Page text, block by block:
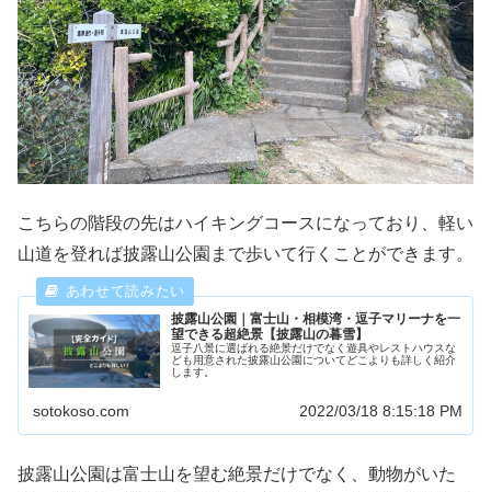
こちらの階段の先はハイキングコースになっており、軽い
山道を登れば披露山公園まで歩いて行くことができます。
披露山公園｜富士山・相模湾・逗子マリーナを一
望できる超絶景【披露山の暮雪】
逗子八景に選ばれる絶景だけでなく遊具やレストハウスな
ども用意された披露山公園についてどこよりも詳しく紹介
します。
sotokoso.com 2022/03/18 8:15:18 PM
披露山公園は富士山を望む絶景だけでなく、動物がいた